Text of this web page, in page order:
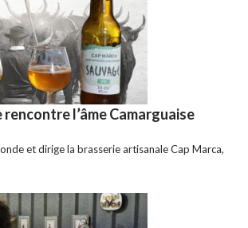
rencontre l’âme Camarguaise
et dirige la brasserie artisanale Cap Marca,